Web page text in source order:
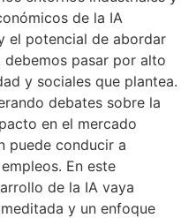
de la IA
el potencial de abordar
pasar por alto
y sociales que plantea.
debates sobre la
en el mercado
puede conducir a
En este
de la IA vaya
y un enfoque